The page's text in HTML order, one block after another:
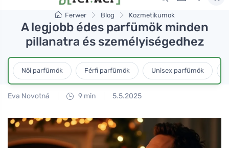
Ferwer Blog Kozmetikumok
A legjobb édes parfümök minden
pillanatra és személyiségedhez
Női parfümök Férfi parfümök Unisex parfümök
Eva Novotná 9 min 5.5.2025